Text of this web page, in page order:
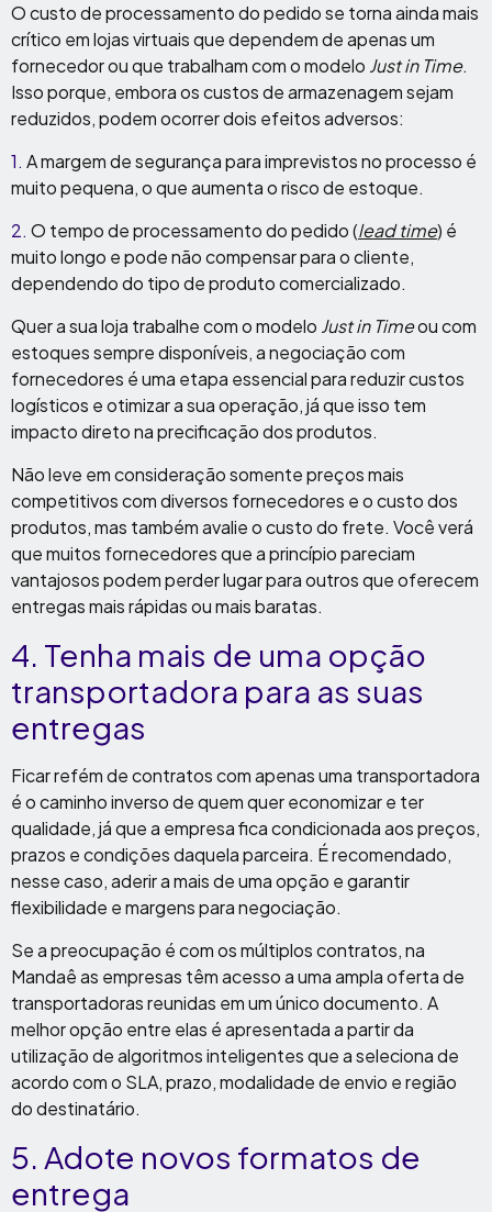
O custo de processamento do pedido se torna ainda mais
crítico em lojas virtuais que dependem de apenas um
fornecedor ou que trabalham com o modelo Just in Time.
Isso porque, embora os custos de armazenagem sejam
reduzidos, podem ocorrer dois efeitos adversos:
1. A margem de segurança para imprevistos no processo é
muito pequena, o que aumenta o risco de estoque.
2. O tempo de processamento do pedido (lead time) é
muito longo e pode não compensar para o cliente,
dependendo do tipo de produto comercializado.
Quer a sua loja trabalhe com o modelo Just in Timeou com
estoques sempre disponíveis, a negociação com
fornecedores é uma etapa essencial para reduzir custos
logísticos e otimizar a sua operação, já que isso tem
impacto direto na precificação dos produtos.
Não leve em consideração somente preços mais
competitivos com diversos fornecedores e o custo dos
produtos, mas também avalie o custo do frete. Você verá
que muitos fornecedores que a princípio pareciam
vantajosos podem perder lugar para outros que oferecem
entregas mais rápidas ou mais baratas.
4. Tenha mais de uma opção
transportadora para as suas
entregas
Ficar refém de contratos com apenas uma transportadora
é o caminho inverso de quem quer economizar e ter
qualidade, já que a empresa fica condicionada aos preços,
prazos e condições daquela parceira. É recomendado,
nesse caso, aderir a mais de uma opção e garantir
flexibilidade e margens para negociação.
Se a preocupação é com os múltiplos contratos, na
Mandaê as empresas têm acesso a uma ampla oferta de
transportadoras reunidas em um único documento. A
melhor opção entre elas é apresentada a partir da
utilização de algoritmos inteligentes que a seleciona de
acordo com o SLA, prazo, modalidade de envio e região
do destinatário.
5. Adote novos formatos de
entrega